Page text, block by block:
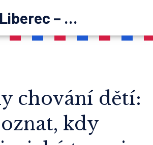
Inspirace Liberec – psychoterapie
chování dětí:
kdy